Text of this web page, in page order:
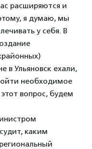
расширяются и
я думаю, мы
у себя. В
в Ульяновск ехали,
необходимое
вопрос, будем
каким